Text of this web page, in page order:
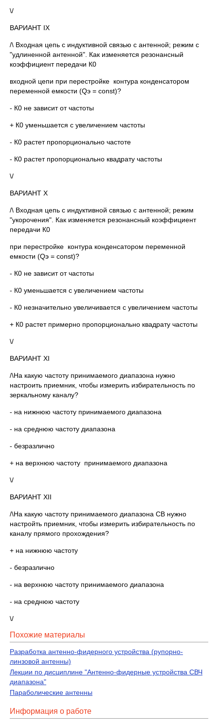
\/
ВАРИАНТ IX
/\ Входная цепь с индуктивной связью с антенной; режим с
"удлиненной антенной". Как изменяется резонансный
коэффициент передачи К0
входной цепи при перестройке контура конденсатором
переменной емкости (Qэ = const)?
- К0 не зависит от частоты
+ К0 уменьшается с увеличением частоты
- К0 растет пропорционально частоте
- К0 растет пропорционально квадрату частоты
\/
ВАРИАНТ Х
/\ Входная цепь с индуктивной связью с антенной; режим
"укорочения". Как изменяется резонансный коэффициент
передачи К0
при перестройке контура конденсатором переменной
емкости (Qэ = const)?
- К0 не зависит от частоты
- К0 уменьшается с увеличением частоты
- К0 незначительно увеличивается с увеличением частоты
+ К0 растет примерно пропорционально квадрату частоты
\/
ВАРИАНТ XI
/\На какую частоту принимаемого диапазона нужно
настроить приемник, чтобы измерить избирательность по
зеркальному каналу?
- на нижнюю частоту принимаемого диапазона
- на среднюю частоту диапазона
- безразлично
+ на верхнюю частоту принимаемого диапазона
\/
ВАРИАНТ XII
/\На какую частоту принимаемого диапазона СВ нужно
настройть приемник, чтобы измерить избирательность по
каналу прямого прохождения?
+ на нижнюю частоту
- безразлично
- на верхнюю частоту принимаемого диапазона
- на среднюю частоту
\/
Похожие материалы
Разработка антенно-фидерного устройства (рупорно-
линзовой антенны)
Лекции по дисциплине "Антенно-фидерные устройства СВЧ
диапазона"
Параболические антенны
Информация о работе